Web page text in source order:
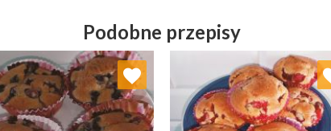
Podobne przepisy
Dodaj do ulubionych
Wybierz listę:
Dodaj do ulubionych
Wybierz listę: